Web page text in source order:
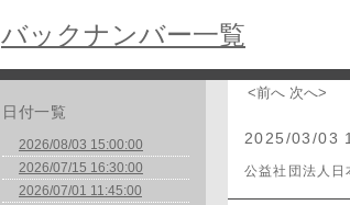
バックナンバー一覧
日付一覧
2026/08/03 15:00:00
2026/07/15 16:30:00
2026/07/01 11:45:00
<前へ 次へ>
2025/03/03
公益社団法人